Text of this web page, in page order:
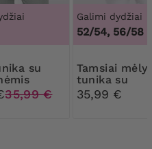
35,99 €
Galimi dydžiai
52/54, 56/58
Tamsiai mėlyna
tunika su
cirkoniais
35,99 €